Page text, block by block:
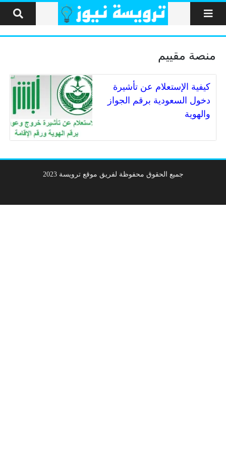
التخطي إلى المحتوى
منصة مقييم
كيفية الإستعلام عن تأشيرة
دخول السعودية برقم الجواز
والهوية
جميع الحقوق محفوظة لفريق موقع ترويسة 2023